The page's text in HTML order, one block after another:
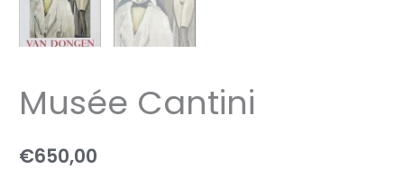
Musée Cantini
€650,00